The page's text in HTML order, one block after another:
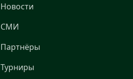
Новости
СМИ
Партнёры
Турниры